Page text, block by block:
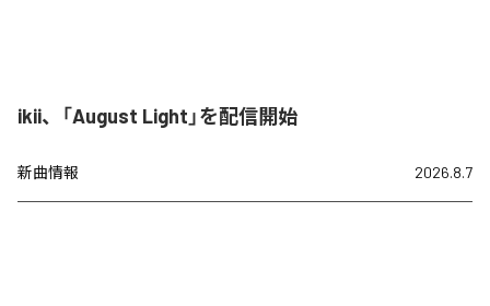
ikii、「August Light」を配信開始
新曲情報 2026.8.7